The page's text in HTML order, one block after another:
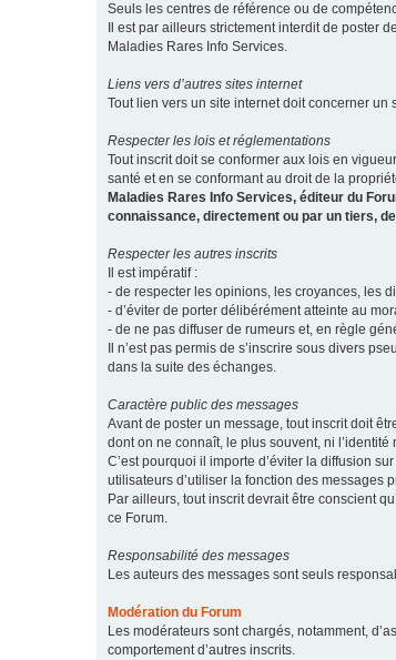
Seuls les centres de référence ou de
Il est par ailleurs strictement interdit de poster
Maladies Rares Info Services.
Liens vers d’autres sites internet
Tout lien vers un site internet doit concerner
Respecter les lois et réglementations
Tout inscrit doit se conformer aux lois en
santé et en se conformant au droit de la
Maladies Rares Info Services, éditeur du
connaissance, directement ou par un tiers,
Respecter les autres inscrits
Il est impératif :
- de respecter les opinions, les croyances, les
- d’éviter de porter délibérément atteinte au
- de ne pas diffuser de rumeurs et, en règle
Il n’est pas permis de s’inscrire sous divers
dans la suite des échanges.
Caractère public des messages
Avant de poster un message, tout inscrit doit
dont on ne connaît, le plus souvent, ni
C’est pourquoi il importe d’éviter la diffusion
utilisateurs d’utiliser la fonction des messages
Par ailleurs, tout inscrit devrait être conscient
ce Forum.
Responsabilité des messages
Les auteurs des messages sont seuls
Modération du Forum
Les modérateurs sont chargés, notamment,
comportement d’autres inscrits.